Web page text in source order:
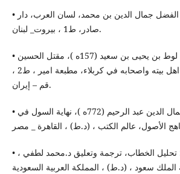
• ابن منظور، د.ت: ابو الفضل جمال الدين بن محمد، لسان العرب، دار
صادر، ط1 ، بيروت_ لبنان.
• ابو مخنف، 1360ه: لوط بن يحيى بن سعيد (157ه )، مقتل الحسين
(عليه السلام) ومصرع اهل بيته واصحابه في كربلاء، مطبعة امير ، ط2 ،
قم – إيران.
• الآسنوي، 1343ه: جمال الدين عبد الرحيم (772ه )، نهاية السول في
• بروان و يول: 1997م: تحليل الخطاب، ترجمة وتعليق د.محمد لطفي ،